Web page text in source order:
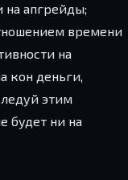
на апгрейды;
времени
на
кон деньги,
этим
будет ни на